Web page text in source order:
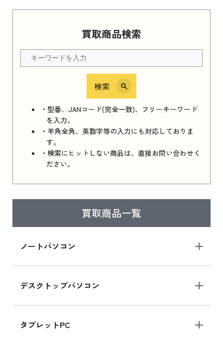
買取商品検索
検索
・型番、JANコード(完全一致)、フリーキーワード
を入力。
・半角全角、英数字等の入力にも対応しておりま
す。
・検索にヒットしない商品は、直接お問い合わせく
ださい。
買取商品一覧
ノートパソコン
デスクトップパソコン
タブレットPC
Apple Watch Series 11 2025 新品買取価格はこ
ちら
iPhone 16e シリーズ 2025
iPhone 16e シリーズ 2025 新品買取価格はこち
ら
iPad 11インチ 2025年春モデル
はこちら
ら
iPad mini シリーズ 2024
iPad mini 8.3インチ の新品買取価格